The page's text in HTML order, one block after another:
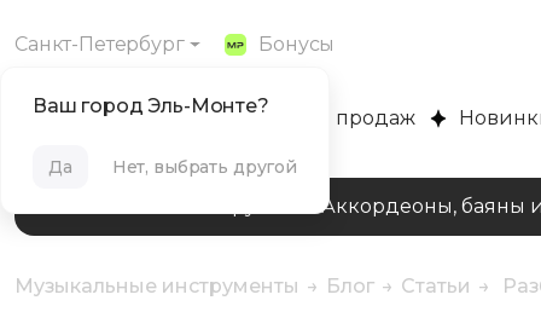
Санкт-Петербург Бонусы
Ваш город Эль-Монте?
Да Нет, выбрать другой
MUZPLANET Хиты продаж
Клавишные инструментыАккордеоны, баяны
Музыкальные инструменты Блог Статьи